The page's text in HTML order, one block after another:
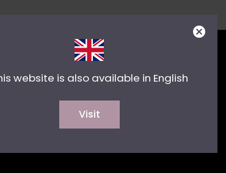
website is also available in English
Visit